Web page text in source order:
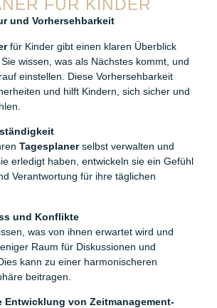
FÜR KINDER
und Vorhersehbarkeit
für Kinder gibt einen klaren Überblick
wissen, was als Nächstes kommt, und
einstellen. Diese Vorhersehbarkeit
und hilft Kindern, sich sicher und
Tagesplanerselbst verwalten und
erledigt haben, entwickeln sie ein Gefühl
Verantwortung für ihre täglichen
und Konflikte
was von ihnen erwartet wird und
Raum für Diskussionen und
kann zu einer harmonischeren
beitragen.
Entwicklung von Zeitmanagement-